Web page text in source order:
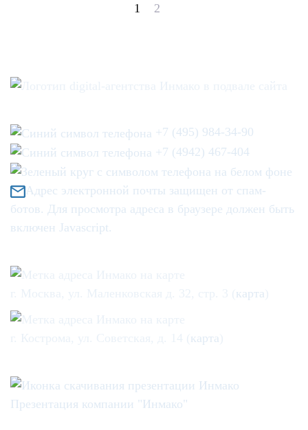
1 2
+7 (495) 984-34-90
+7 (4942) 467-404
Адрес электронной почты защищен от спам-
ботов. Для просмотра адреса в браузере должен быть
включен Javascript.
карта
карта
Презентация компании "Инмако"